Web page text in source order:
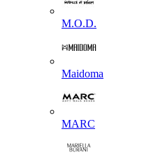
M.O.D.
Maidoma
MARC